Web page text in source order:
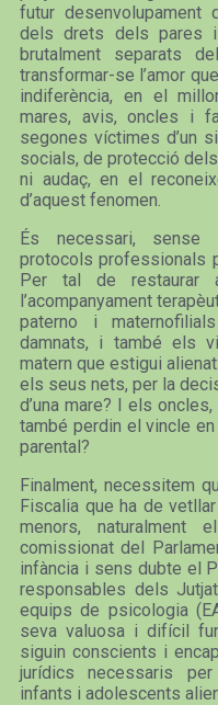
futur desenvolupament
dels drets dels pares
brutalment separats
transformar-se l’amor
indiferència, en el
mares, avis, oncles i
segones víctimes d’un
socials, de protecció
ni audaç, en el
d’aquest fenomen.
És necessari, sense
protocols professionals
Per tal de restaurar
l’acompanyament
paterno i
damnats, i també els
matern que estigui
els seus nets, per la
d’una mare? I els
també perdin el vincle
parental?
Finalment, necessitem
Fiscalia que ha de
menors,
comissionat del
infància i sens dubte el
responsables dels
equips de psicologia
seva valuosa i difícil
siguin conscients i
jurídics necessaris
infants i adolescents